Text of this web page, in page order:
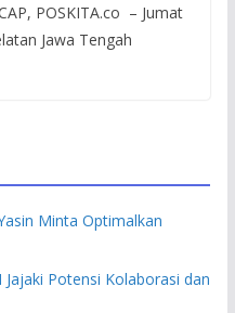
POSKITA.co – Jumat
Jawa Tengah
Minta Optimalkan
Potensi Kolaborasi dan